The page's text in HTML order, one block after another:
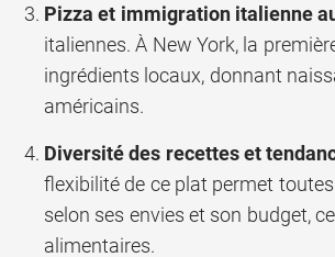
Pizza et immigration italienne
italiennes. À New York, la
ingrédients locaux, donnant
américains.
Diversité des recettes et
flexibilité de ce plat permet
selon ses envies et son budget,
alimentaires.